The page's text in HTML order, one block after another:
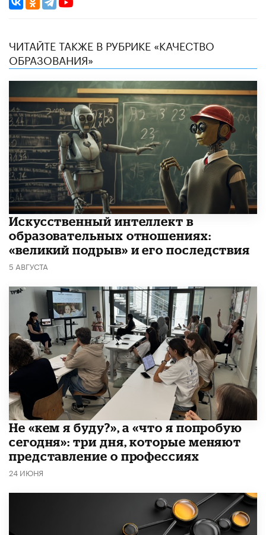
ЧИТАЙТЕ ТАКЖЕ В РУБРИКЕ «КАЧЕСТВО
ОБРАЗОВАНИЯ»
​Искусственный интеллект в
образовательных отношениях:
«великий подрыв» и его последствия
5 АВГУСТА
Не «кем я буду?», а «что я попробую
сегодня»: три дня, которые меняют
представление о профессиях
24 ИЮНЯ